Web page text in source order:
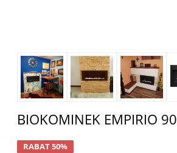
BIOKOMINEK EMPIRIO 90
RABAT 50%